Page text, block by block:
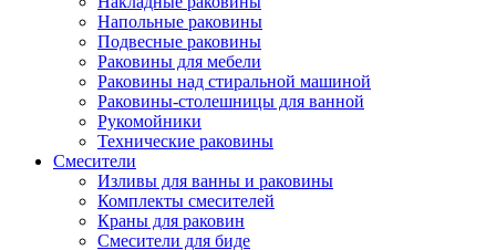
Напольные раковины
Подвесные раковины
Раковины для мебели
Раковины над стиральной машиной
Раковины-столешницы для ванной
Рукомойники
Технические раковины
Смесители
Изливы для ванны и раковины
Комплекты смесителей
Краны для раковин
Смесители для биде